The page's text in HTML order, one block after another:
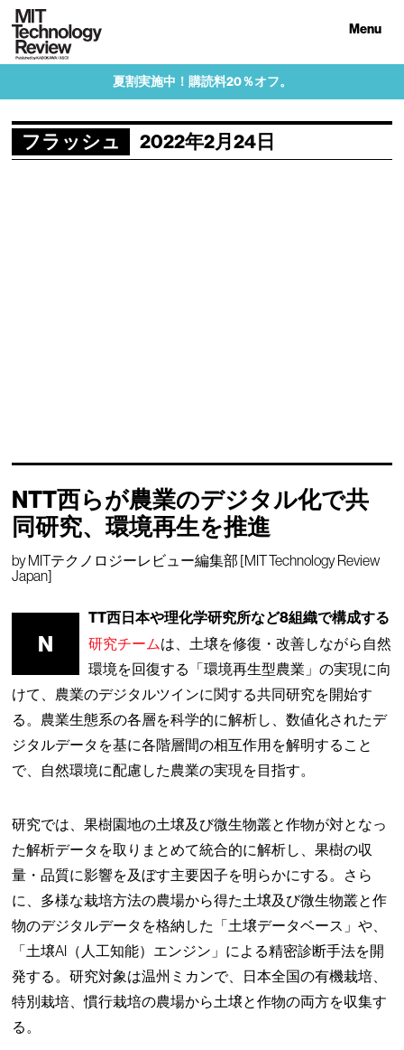
Menu
夏割実施中！購読料20％オフ。
フラッシュ 2022年2月24日
NTT西らが農業のデジタル化で共
同研究、環境再生を推進
byMITテクノロジーレビュー編集部 [MIT Technology Review
Japan]
N
TT西日本や理化学研究所など8組織で構成する
研究チームは、土壌を修復・改善しながら自然
環境を回復する「環境再生型農業」の実現に向
けて、農業のデジタルツインに関する共同研究を開始す
る。農業生態系の各層を科学的に解析し、数値化されたデ
ジタルデータを基に各階層間の相互作用を解明すること
で、自然環境に配慮した農業の実現を目指す。
研究では、果樹園地の土壌及び微生物叢と作物が対となっ
た解析データを取りまとめて統合的に解析し、果樹の収
量・品質に影響を及ぼす主要因子を明らかにする。さら
に、多様な栽培方法の農場から得た土壌及び微生物叢と作
物のデジタルデータを格納した「土壌データベース」や、
「土壌AI（人工知能）エンジン」による精密診断手法を開
発する。研究対象は温州ミカンで、日本全国の有機栽培、
特別栽培、慣行栽培の農場から土壌と作物の両方を収集す
る。